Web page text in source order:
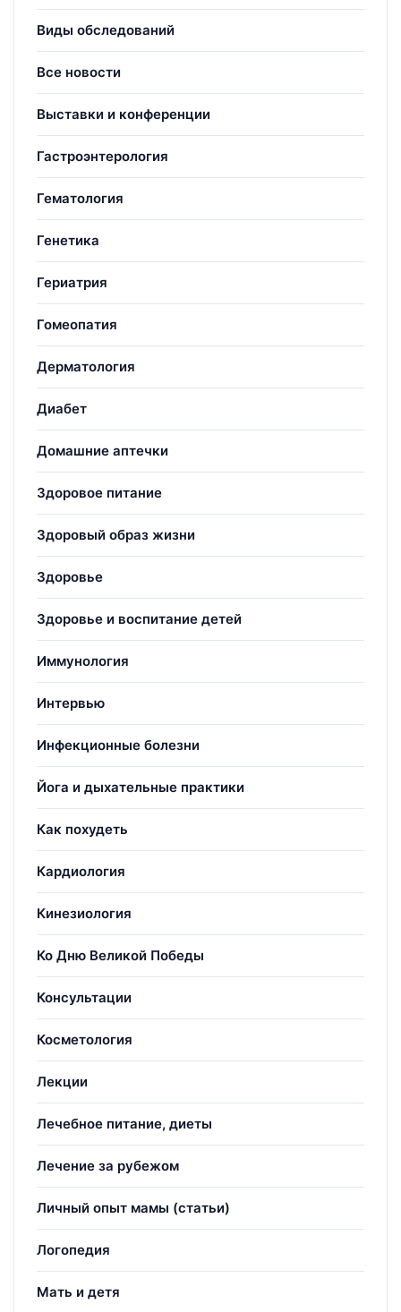
Виды обследований
Все новости
Выставки и конференции
Гастроэнтерология
Гематология
Генетика
Гериатрия
Гомеопатия
Дерматология
Диабет
Домашние аптечки
Здоровое питание
Здоровый образ жизни
Здоровье
Здоровье и воспитание детей
Иммунология
Интервью
Инфекционные болезни
Йога и дыхательные практики
Как похудеть
Кардиология
Кинезиология
Ко Дню Великой Победы
Консультации
Косметология
Лекции
Лечебное питание, диеты
Лечение за рубежом
Личный опыт мамы (статьи)
Логопедия
Мать и детя